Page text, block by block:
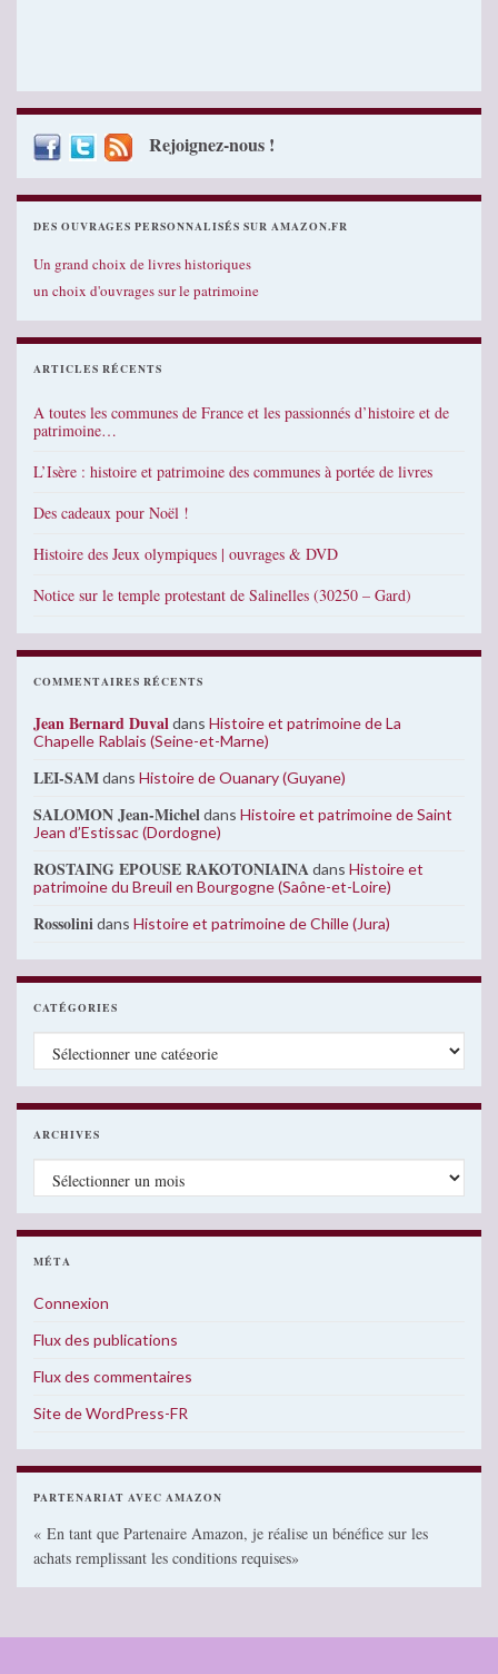
Rejoignez-nous !
DES OUVRAGES PERSONNALISÉS SUR AMAZON.FR
Un grand choix de livres historiques
un choix d'ouvrages sur le patrimoine
ARTICLES RÉCENTS
A toutes les communes de France et les passionnés d’histoire et de
patrimoine…
L’Isère : histoire et patrimoine des communes à portée de livres
Des cadeaux pour Noël !
Histoire des Jeux olympiques | ouvrages & DVD
Notice sur le temple protestant de Salinelles (30250 – Gard)
COMMENTAIRES RÉCENTS
Jean Bernard Duvaldans Histoire et patrimoine de La
Chapelle Rablais (Seine-et-Marne)
LEI-SAMdans Histoire de Ouanary (Guyane)
SALOMON Jean-Micheldans Histoire et patrimoine de Saint
Jean d’Estissac (Dordogne)
ROSTAING EPOUSE RAKOTONIAINAdans Histoire et
patrimoine du Breuil en Bourgogne (Saône-et-Loire)
Rossolinidans Histoire et patrimoine de Chille (Jura)
CATÉGORIES
Catégories
ARCHIVES
Archives
MÉTA
Connexion
Flux des publications
Flux des commentaires
Site de WordPress-FR
PARTENARIAT AVEC AMAZON
« En tant que Partenaire Amazon, je réalise un bénéfice sur les
achats remplissant les conditions requises»